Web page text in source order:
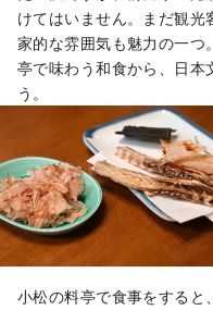
けてはいません。まだ観光
家的な雰囲気も魅力の一つ
亭で味わう和食から、日本
う。
小松の料亭で食事をすると